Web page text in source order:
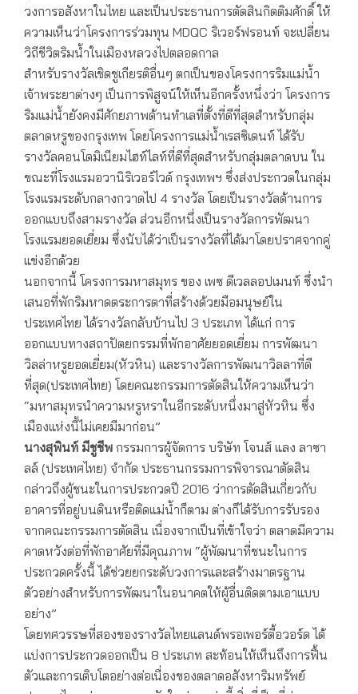
วงการอสังหาในไทย และเป็นประธานการตัดสินกิตติมศักดิ์ ให้
ความเห็นว่าโครงการร่วมทุน MDQC ริเวอร์ฟรอนท์ จะเปลี่ยน
วิถีชีวิตริมน้ำในเมืองหลวงไปตลอดกาล
สำหรับรางวัลเชิดชูเกียรติอื่นๆ ตกเป็นของโครงการริมแม่น้ำ
เจ้าพระยาต่างๆ เป็นการพิสูจน์ให้เห็นอีกครั้งหนึ่งว่า โครงการ
ริมแม่น้ำยังคงมีศักยภาพด้านทำเลที่ตั้งที่ดีที่สุดสำหรับกลุ่ม
ตลาดหรูของกรุงเทพ โดยโครงการแม่น้ำเรสซิเดนท์ ได้รับ
รางวัลคอนโดมิเนียมไฮท์ไลท์ที่ดีที่สุดสำหรับกลุ่มตลาดบน ใน
ขณะที่โรงแรมอวานิริเวอร์ไวด์ กรุงเทพฯ ซึ่งส่งประกวดในกลุ่ม
โรงแรมระดับกลางกวาดไป 4 รางวัล โดยเป็นรางวัลด้านการ
ออกแบบถึงสามรางวัล ส่วนอีกหนึ่งเป็นรางวัลการพัฒนา
โรงแรมยอดเยี่ยม ซึ่งนับได้ว่าเป็นรางวัลที่ได้มาโดยปราศจากคู่
แข่งอีกด้วย
นอกจากนี้ โครงการมหาสมุทร ของ เพซ ดีเวลลอปเมนท์ ซึ่งนำ
เสนอที่พักริมหาดตระการตาที่สร้างด้วยมือมนุษย์ใน
ประเทศไทย ได้รางวัลกลับบ้านไป 3 ประเภท ได้แก่ การ
ออกแบบทางสถาปัตยกรรมที่พักอาศัยยอดเยี่ยม การพัฒนา
วิลล่าหรูยอดเยี่ยม(หัวหิน) และรางวัลการพัฒนาวิลลาที่ดี
ที่สุด(ประเทศไทย) โดยคณะกรรมการตัดสินให้ความเห็นว่า
“มหาสมุทรนำความหรูหราในอีกระดับหนึ่งมาสู่หัวหิน ซึ่ง
เมืองแห่งนี้ไม่เคยมีมาก่อน”
นางสุพินท์ มีชูชีพ กรรมการผู้จัดการ บริษัท โจนส์ แลง ลาซา
ลล์ (ประเทศไทย) จำกัด ประธานกรรมการพิจารณาตัดสิน
กล่าวถึงผู้ชนะในการประกวดปี 2016 ว่าการตัดสินเกี่ยวกับ
อาคารที่อยู่บนดินหรือติดแม่น้ำก็ตาม ต่างก็ได้รับการรับรอง
จากคณะกรรมการตัดสิน เนื่องจากเป็นที่เข้าใจว่า ตลาดมีความ
คาดหวังต่อที่พักอาศัยที่มีคุณภาพ “ผู้พัฒนาที่ชนะในการ
ประกวดครั้งนี้ ได้ช่วยยกระดับวงการและสร้างมาตรฐาน
ตัวอย่างสำหรับการพัฒนาในอนาคตให้ผู้อื่นติดตามเอาแบบ
อย่าง”
โดยทศวรรษที่สองของรางวัลไทยแลนด์พรอเพอร์ตี้อวอร์ด ได้
แบ่งการประกวดออกเป็น 8 ประเภท สะท้อนให้เห็นถึงการฟื้น
ตัวและการเติบโตอย่างต่อเนื่องของตลาดอสังหาริมทรัพย์